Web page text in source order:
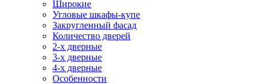
Широкие
Угловые шкафы-купе
Закругленный фасад
Количество дверей
2-х дверные
3-х дверные
4-х дверные
Особенности